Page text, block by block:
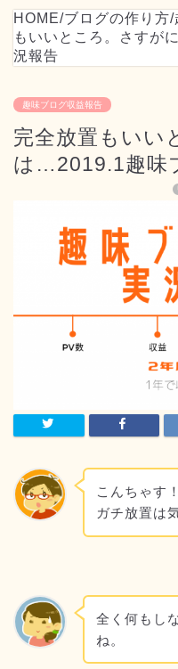
HOME/ブログの作り方/
もいいところ。さすが
況報告
趣味ブログ収益報告
完全放置もいい
は…2019.1趣味
こんちゃす！
ガチ放置は
全く何もし
ね。